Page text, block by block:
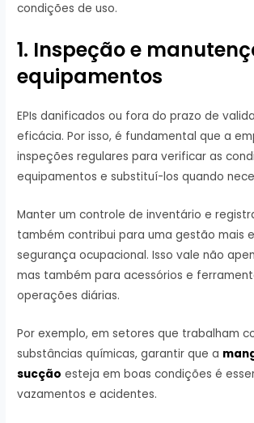
condições de uso.
1. Inspeção e
equipamentos
EPIs danificados ou fora do prazo de
eficácia. Por isso, é fundamental que a
inspeções regulares para verificar as
equipamentos e substituí-los quando
Manter um controle de inventário e
também contribui para uma gestão mais
segurança ocupacional. Isso vale não
mas também para acessórios e
operações diárias.
Por exemplo, em setores que trabalham
substâncias químicas, garantir que a
sucção esteja em boas condições é
vazamentos e acidentes.